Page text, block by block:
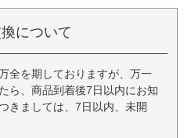
について
全を期しておりますが、万一
ら、商品到着後7日以内にお知
きましては、7日以内、未開